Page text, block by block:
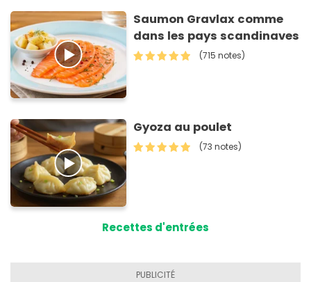
Saumon Gravlax comme
dans les pays scandinaves
(715 notes)
Gyoza au poulet
(73 notes)
Recettes d'entrées